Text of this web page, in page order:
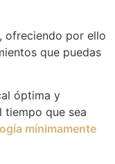
ofreciendo por ello
que puedas
óptima y
tiempo que sea
mínimamente